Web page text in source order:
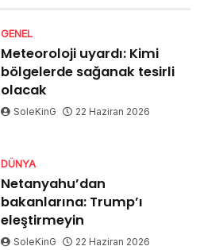
GENEL
Meteoroloji uyardı: Kimi
bölgelerde sağanak tesirli
olacak
SoleKinG 22 Haziran 2026
DÜNYA
Netanyahu’dan
bakanlarına: Trump’ı
eleştirmeyin
SoleKinG 22 Haziran 2026